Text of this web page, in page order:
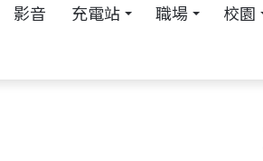
影音 充電站 職場 校園